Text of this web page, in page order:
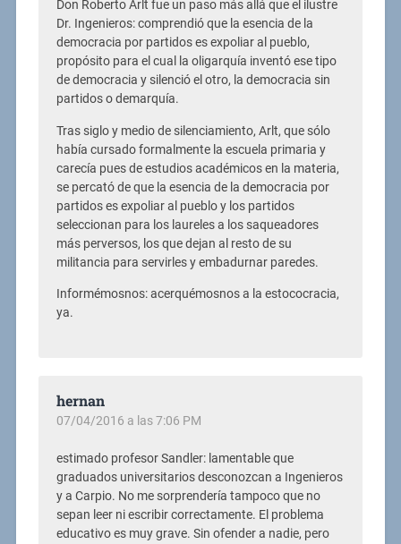
Don Roberto Arlt fue un paso más allá que el ilustre
Dr. Ingenieros: comprendió que la esencia de la
democracia por partidos es expoliar al pueblo,
propósito para el cual la oligarquía inventó ese tipo
de democracia y silenció el otro, la democracia sin
partidos o demarquía.
Tras siglo y medio de silenciamiento, Arlt, que sólo
había cursado formalmente la escuela primaria y
carecía pues de estudios académicos en la materia,
se percató de que la esencia de la democracia por
partidos es expoliar al pueblo y los partidos
seleccionan para los laureles a los saqueadores
más perversos, los que dejan al resto de su
militancia para servirles y embadurnar paredes.
Informémosnos: acerquémosnos a la estococracia,
ya.
hernan
07/04/2016 a las 7:06 PM
estimado profesor Sandler: lamentable que
graduados universitarios desconozcan a Ingenieros
y a Carpio. No me sorprendería tampoco que no
sepan leer ni escribir correctamente. El problema
educativo es muy grave. Sin ofender a nadie, pero